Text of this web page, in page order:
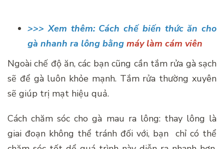
>>> Xem thêm: Cách chế biến thức ăn cho
gà nhanh ra lông bằng máy làm cám viên
Ngoài chế độ ăn, các bạn cũng cần tắm rửa gà sạch
sẽ để gà luôn khỏe mạnh. Tắm rửa thường xuyên
sẽ giúp trị mạt hiệu quả.
Cách chăm sóc cho gà mau ra lông: thay lông là
giai đoạn không thể tránh đối với, bạn chỉ có thể